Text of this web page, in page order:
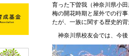
育った下曽我（神奈川県小
梅の開花時期と屋外での行
たが、一族に関する歴史的
神奈川県校友会では、今後